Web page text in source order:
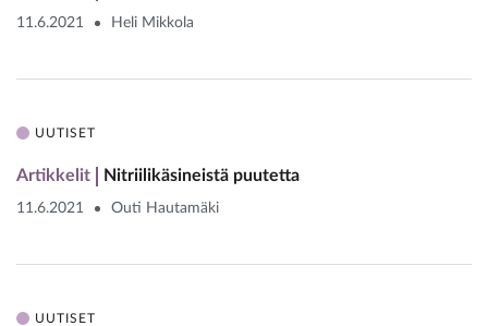
11.6.2021 Heli Mikkola
UUTISET
Artikkelit Nitriilikäsineistä puutetta
11.6.2021 Outi Hautamäki
UUTISET